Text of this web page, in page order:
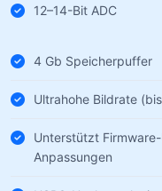
12–14-Bit ADC
4 Gb Speicherpuffer
Ultrahohe Bildrate
Unterstützt
Anpassungen